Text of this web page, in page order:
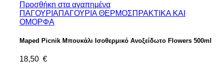
Προσθήκη στα αγαπημένα
ΠΑΓΟΥΡΙΑΠΑΓΟΥΡΙΑ ΘΕΡΜΟΣΠΡΑΚΤΙΚΑ ΚΑΙ
ΟΜΟΡΦΑ
Maped Picnik Μπουκάλι Ισοθερμικό Ανοξείδωτο Flowers 500ml
18,50 €